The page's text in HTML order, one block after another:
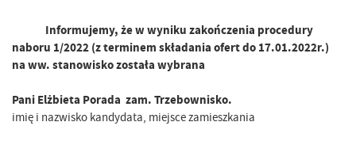
Informujemy, że w wyniku zakończenia procedury
naboru 1/2022 (z terminem składania ofert do 17.01.2022r.)
na ww. stanowisko została wybrana
Pani Elżbieta Porada zam. Trzebownisko.
imię i nazwisko kandydata, miejsce zamieszkania